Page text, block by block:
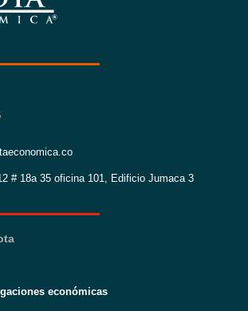
# 18a 35 oficina 101, Edificio Jumaca 3
económicas